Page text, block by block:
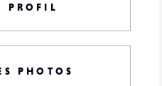
PROFIL
PHOTOS